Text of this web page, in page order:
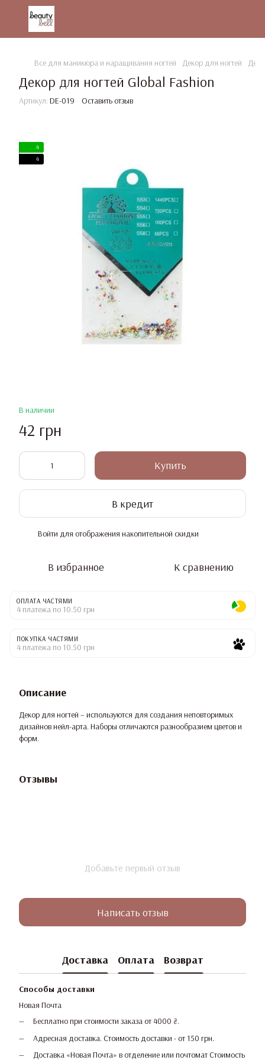
Все для маникюра и наращивания ногтей Декор для ногтей
Декор для ногтей Global Fashion
Артикул: DE-019 Оставить отзыв
4
4
В наличии
42 грн
Купить
В кредит
Войти для отображения накопительной скидки
В избранное К сравнению
ОПЛАТА ЧАСТЯМИ
4 платежа по 10.50 грн
ПОКУПКА ЧАСТЯМИ
4 платежа по 10.50 грн
Описание
Декор для ногтей – используются для создания неповторимых
дизайнов нейл-арта. Наборы отличаются разнообразием цветов и
форм.
Отзывы
Добавьте первый отзыв
Написать отзыв
Доставка Оплата Возврат
Способы доставки
Новая Почта
Бесплатно при стоимости заказа от 4000 ₴.
Адресная доставка. Стоимость доставки - от 150 грн.
Доставка «Новая Почта» в отделение или почтомат Стоимость